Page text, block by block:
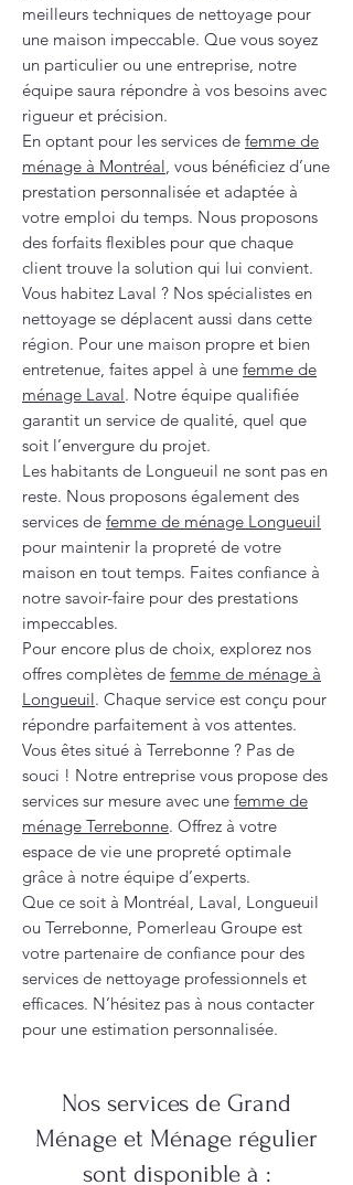
meilleurs techniques de nettoyage pour
une maison impeccable. Que vous soyez
un particulier ou une entreprise, notre
équipe saura répondre à vos besoins avec
rigueur et précision.
En optant pour les services de femme de
ménage à Montréal, vous bénéficiez d’une
prestation personnalisée et adaptée à
votre emploi du temps. Nous proposons
des forfaits flexibles pour que chaque
client trouve la solution qui lui convient.
Vous habitez Laval ? Nos spécialistes en
nettoyage se déplacent aussi dans cette
région. Pour une maison propre et bien
entretenue, faites appel à une femme de
ménage Laval. Notre équipe qualifiée
garantit un service de qualité, quel que
soit l’envergure du projet.
Les habitants de Longueuil ne sont pas en
reste. Nous proposons également des
services de femme de ménage Longueuil
pour maintenir la propreté de votre
maison en tout temps. Faites confiance à
notre savoir-faire pour des prestations
impeccables.
Pour encore plus de choix, explorez nos
offres complètes de femme de ménage à
Longueuil. Chaque service est conçu pour
répondre parfaitement à vos attentes.
Vous êtes situé à Terrebonne ? Pas de
souci ! Notre entreprise vous propose des
services sur mesure avec une femme de
ménage Terrebonne. Offrez à votre
espace de vie une propreté optimale
grâce à notre équipe d’experts.
Que ce soit à Montréal, Laval, Longueuil
ou Terrebonne, Pomerleau Groupe est
votre partenaire de confiance pour des
services de nettoyage professionnels et
efficaces. N’hésitez pas à nous contacter
pour une estimation personnalisée.
Nos services de Grand
Ménage et Ménage régulier
sont disponible à :